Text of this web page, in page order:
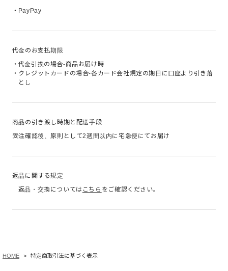
・ PayPay
代金のお支払期限
・代金引換の場合-商品お届け時
・ クレジットカードの場合-各カード会社規定の期日に口座より引き落
とし
商品の引き渡し時期と 配送手段
受注確認後、原則として2週間以内に宅急便にてお届け
返品に関する規定
返品・交換については こちら をご確認ください。
HOME 特定商取引法に基づく表示